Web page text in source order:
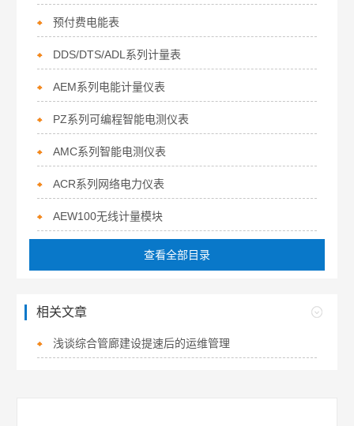
预付费电能表
DDS/DTS/ADL系列计量表
AEM系列电能计量仪表
PZ系列可编程智能电测仪表
AMC系列智能电测仪表
ACR系列网络电力仪表
AEW100无线计量模块
查看全部目录
相关文章
浅谈综合管廊建设提速后的运维管理